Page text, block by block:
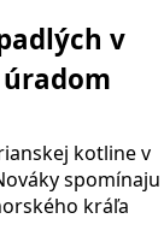
v
úradom
kotline v
spomínaju
kráľa